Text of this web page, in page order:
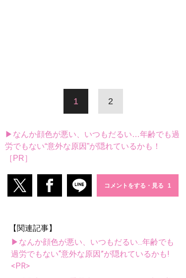
1 2
▶なんか顔色が悪い、いつもだるい…年齢でも過
労でもない“意外な原因”が隠れているかも！
［PR］
コメントをする・見る
【関連記事】
▶なんか顔色が悪い、いつもだるい...年齢でも
過労でもない“意外な原因”が隠れているかも!
<PR>